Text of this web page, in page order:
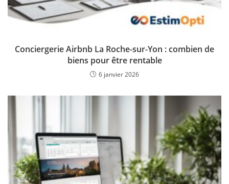
Conciergerie Airbnb La Roche-sur-Yon : combien de
biens pour être rentable
6 janvier 2026